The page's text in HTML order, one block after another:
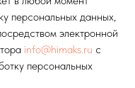
персональных данных,
электронной
info@himaks.ru с
персональных